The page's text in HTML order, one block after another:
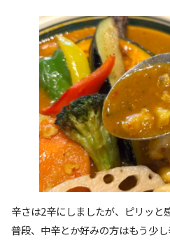
辛さは2辛にしましたが、ピリッと
普段、中辛とか好みの方はもう少